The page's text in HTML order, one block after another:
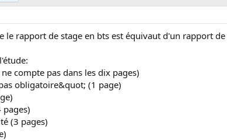
le rapport de stage en bts est équivaut d'un rapport
compte pas dans les dix pages)
obligatoire&quot; (1 page)
(3 pages)